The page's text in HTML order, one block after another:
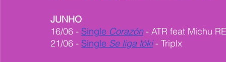
JUNHO
16/06 - Single Corazón - ATR feat Michu
21/06 - Single Se liga lóki - Triplx